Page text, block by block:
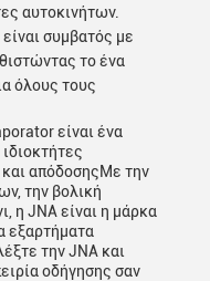
αυτοκινήτων.
συμβατός με
το ένα
όλους τους
είναι ένα
απόδοσηςΜε την
την βολική
η JNA είναι η μάρκα
εξαρτήματα
την JNA και
οδήγησης σαν